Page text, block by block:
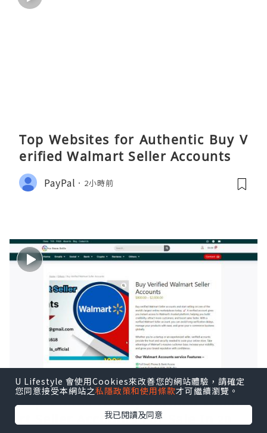
Top Websites for Authentic Buy V
erified Walmart Seller Accounts
PayPal 2小時前
Top 5 Sites To Buy Verified Walma
rt Seller Accounts For Sale In 2026
U Lifestyle 會使用Cookies來改善您的網站體驗，請確定
您同意接受本網站之私隱政策和使用條款才可繼續瀏覽。
我已閱讀及同意